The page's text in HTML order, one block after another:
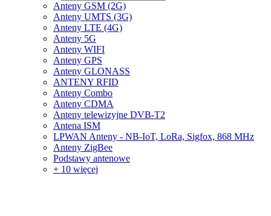
Anteny GSM (2G)
Anteny UMTS (3G)
Anteny LTE (4G)
Anteny 5G
Anteny WIFI
Anteny GPS
Anteny GLONASS
ANTENY RFID
Anteny Combo
Anteny CDMA
Anteny telewizyjne DVB-T2
Antena ISM
LPWAN Anteny - NB-IoT, LoRa, Sigfox, 868 MHz
Anteny ZigBee
Podstawy antenowe
+ 10 więcej